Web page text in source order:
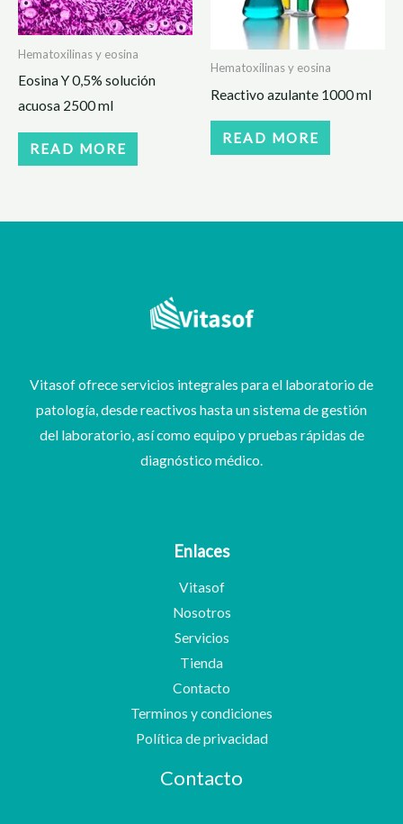
Hematoxilinas y eosina
Eosina Y 0,5% solución
acuosa 2500 ml
READ MORE
Hematoxilinas y eosina
Reactivo azulante 1000 ml
READ MORE
Vitasof ofrece servicios integrales para el laboratorio de
patología, desde reactivos hasta un sistema de gestión
del laboratorio, así como equipo y pruebas rápidas de
diagnóstico médico.
Enlaces
Vitasof
Nosotros
Servicios
Tienda
Contacto
Terminos y condiciones
Política de privacidad
Contacto